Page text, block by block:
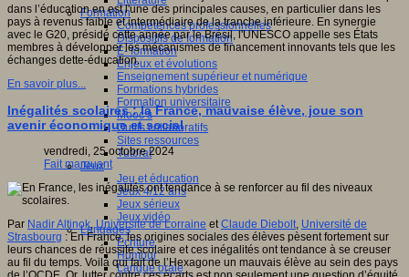
Formation
Compétences professionnelles
Dispositifs de formation
E- formation
Enjeux et évolutions
Enseignement supérieur et numérique
Formations hybrides
Formation universitaire
Mooc’s
Outils collaboratifs
Sites ressources
Tutorat
Jeux
Jeu et éducation
Jeux 4/12 ans
Jeux sérieux
Jeux vidéo
Langages
Ecriture
Humour
Langue orale
dans l’éducation en est l'une des principales causes, en particulier dans les
pays à revenus faible et intermédiaire de la tranche inférieure. En synergie
avec le G20, présidé cette année par le Brésil, l'UNESCO appelle ses États
membres à développer les mécanismes de financement innovants tels que les
échanges dette-éducation.
En savoir plus...
Inégalités scolaires : la France, mauvaise élève, joue son
avenir économique et social
vendredi, 25 octobre 2024
Fait marquant
Par Nadir Altinok,Université de Lorraine etClaude Diebolt, Université de
Strasbourg : En France, les origines sociales des élèves pèsent fortement sur
leurs chances de réussite scolaire et ces inégalités ont tendance à se creuser
au fil du temps. Voilà qui fait de l’Hexagone un mauvais élève au sein des pays